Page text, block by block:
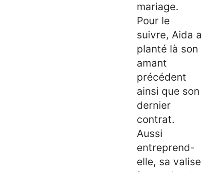
mariage.
Pour le
suivre, Aida a
planté là son
amant
précédent
ainsi que son
dernier
contrat.
Aussi
entreprend-
elle, sa valise